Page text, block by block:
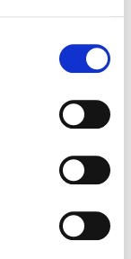
“Working
with
Work in
bor i
eller